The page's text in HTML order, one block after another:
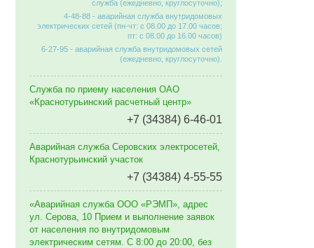
служба (ежедневно, круглосуточно);
4-48-88 - аварийная служба внутридомовых
электрических сетей (пн-чт: с 08.00 до 17.00 часов;
пт: с 08.00 до 16.00 часов)
6-27-95 - аварийная служба внутридомовых сетей
(ежедневно, круглосуточно).
Служба по приему населения ОАО
«Краснотурьинский расчетный центр»
+7 (34384) 6-46-01
Аварийная служба Серовских электросетей,
Краснотурьинский участок
+7 (34384) 4-55-55
«Аварийная служба ООО «РЭМП», адрес
ул. Серова, 10 Прием и выполнение заявок
от населения по внутридомовым
электрическим сетям. C 8:00 до 20:00, без